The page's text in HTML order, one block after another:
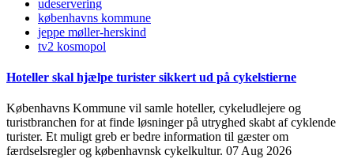
udeservering
københavns kommune
jeppe møller-herskind
tv2 kosmopol
Hoteller skal hjælpe turister sikkert ud på cykelstierne
Københavns Kommune vil samle hoteller, cykeludlejere og
turistbranchen for at finde løsninger på utryghed skabt af cyklende
turister. Et muligt greb er bedre information til gæster om
færdselsregler og københavnsk cykelkultur. 07 Aug 2026